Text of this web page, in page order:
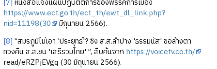
[7] หนังสือแจ้งแผนปฏิบัติติการของพรรคการเมือง
https://www.ect.go.th/ect_th/ewt_dl_link.php?
nid=11198(30
มิถุนายน 2566).
[8] “สมรภูมิไม่เอา 'ประยุทธ์'? ชิง ส.ส.ลำปาง 'ธรรมนัส' ขอล้างตา
ทวงคืน ส.ส.ชน 'เสรีรวมไทย' ”, สืบค้นจาก https://voicetv.co.th/
read/eRZPjEVgq (30 มิถุนายน 2566).